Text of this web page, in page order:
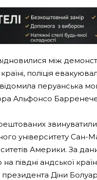
між
поліція
перуанська
Альфонсо
університету Сан-
Америки. За
на півдні андської
Діни